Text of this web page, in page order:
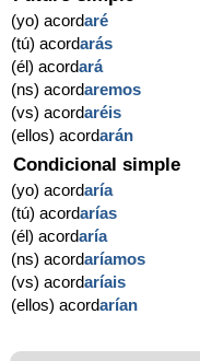
(yo) acordaré
(tú) acordarás
(él) acordará
(ns) acordaremos
(vs) acordaréis
(ellos) acordarán
Condicional simple
(yo) acordaría
(tú) acordarías
(él) acordaría
(ns) acordaríamos
(vs) acordaríais
(ellos) acordarían